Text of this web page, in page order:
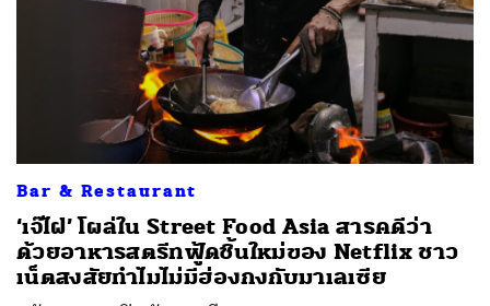
Bar & Restaurant
‘เจ๊ไฝ’ โผล่ใน Street Food Asia สารคดีว่า
ด้วยอาหารสตรีทฟู้ดชิ้นใหม่ของ Netflix ชาว
เน็ตสงสัยทำไมไม่มีฮ่องกงกับมาเลเซีย